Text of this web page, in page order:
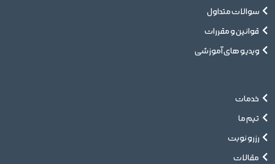
سوالات متداول
قوانین و مقررات
ویدیو های آموزشی
خدمات
تیم ما
رزرو نوبت
مقالات